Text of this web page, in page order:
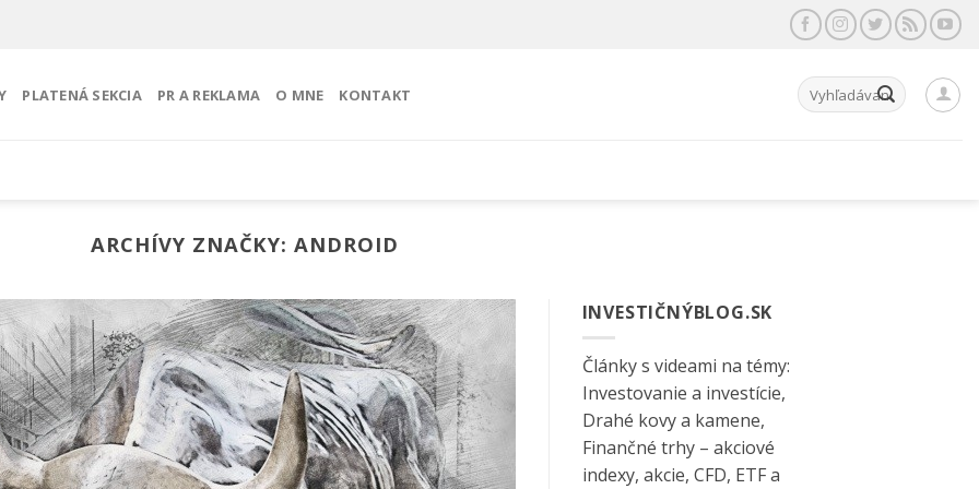
PLATENÁ SEKCIA PR A REKLAMA O MNE KONTAKT Hľadať:
ARCHÍVY ZNAČKY:ANDROID
INVESTIČNÝBLOG.SK
Články s videami na témy:
Investovanie a investície,
Drahé kovy a kamene,
Finančné trhy – akciové
indexy, akcie, CFD, ETF a